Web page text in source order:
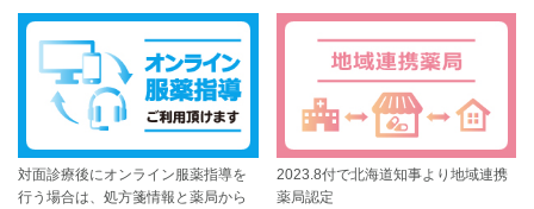
対面診療後にオンライン服薬指導を
行う場合は、処方箋情報と薬局から
2023.8付で北海道知事より地域連携
薬局認定